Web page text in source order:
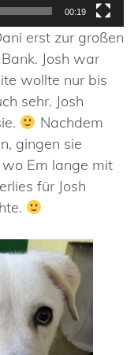
00:19
erst zur großen
Josh war
wollte nur bis
sehr. Josh
Nachdem
gingen sie
Em lange mit
für Josh